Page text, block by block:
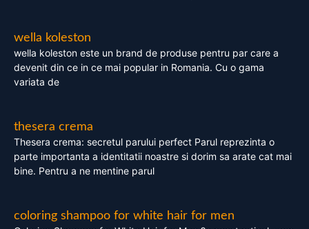
wella koleston
wella koleston este un brand de produse pentru par care a
devenit din ce in ce mai popular in Romania. Cu o gama
variata de
thesera crema
Thesera crema: secretul parului perfect Parul reprezinta o
parte importanta a identitatii noastre si dorim sa arate cat mai
bine. Pentru a ne mentine parul
coloring shampoo for white hair for men